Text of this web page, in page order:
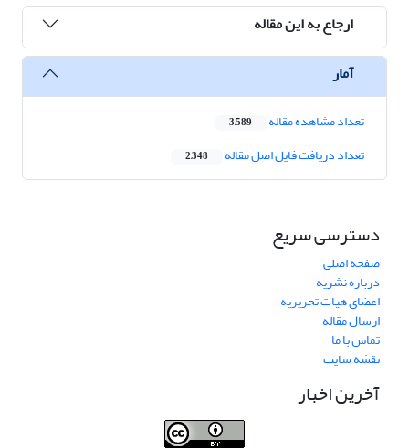
ارجاع به این مقاله
آمار
تعداد مشاهده مقاله 3,589
تعداد دریافت فایل اصل مقاله 2,348
دسترسی سریع
صفحه اصلی
درباره نشریه
اعضای هیات تحریریه
ارسال مقاله
تماس با ما
نقشه سایت
آخرین اخبار